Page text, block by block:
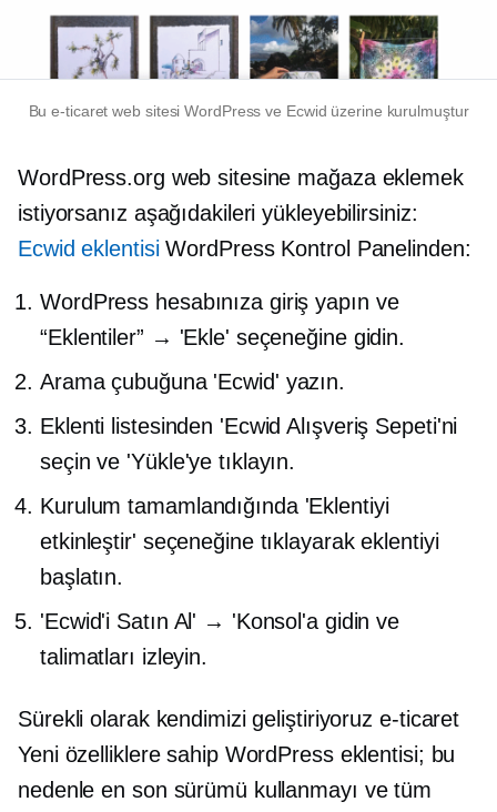
Bue-ticaret web sitesi WordPress ve Ecwid üzerine kurulmuştur
WordPress.org web sitesine mağaza eklemek
istiyorsanız aşağıdakileri yükleyebilirsiniz:
Ecwid eklentisiWordPress Kontrol Panelinden:
WordPress hesabınıza giriş yapın ve
“Eklentiler” → 'Ekle' seçeneğine gidin.
Arama çubuğuna 'Ecwid' yazın.
Eklenti listesinden 'Ecwid Alışveriş Sepeti'ni
seçin ve 'Yükle'ye tıklayın.
Kurulum tamamlandığında 'Eklentiyi
etkinleştir' seçeneğine tıklayarak eklentiyi
başlatın.
'Ecwid'i Satın Al' → 'Konsol'a gidin ve
talimatları izleyin.
Sürekli olarak kendimizi geliştiriyoruz e-ticaret
Yeni özelliklere sahip WordPress eklentisi; bu
nedenle en son sürümü kullanmayı ve tüm